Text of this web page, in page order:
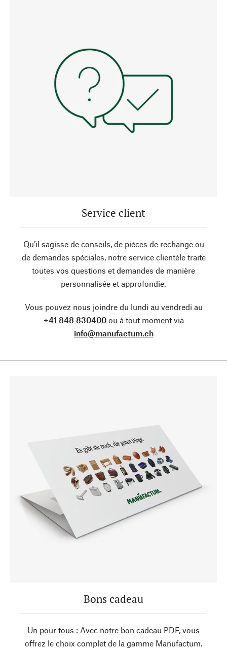
Service client
Qu’il sagisse de conseils, de pièces de rechange ou
de demandes spéciales, notre service clientèle traite
toutes vos questions et demandes de manière
personnalisée et approfondie.
Vous pouvez nous joindre du lundi au vendredi au
+41 848 830400ou à tout moment via
info@manufactum.ch
Bons cadeau
Un pour tous : Avec notre bon cadeau PDF, vous
offrez le choix complet de la gamme Manufactum.